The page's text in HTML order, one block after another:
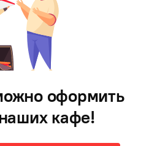
Гарнир Фри
В корзину
оформить
кафе!